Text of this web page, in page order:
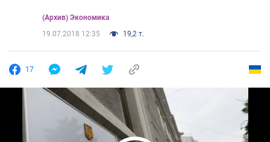
(Архив) Экономика
19.07.2018 12:35
19,2 т.
17